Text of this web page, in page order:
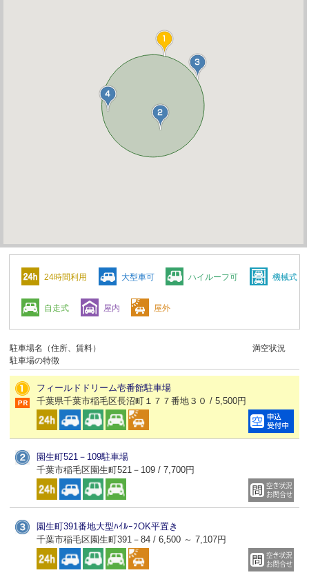
24時間利用 大型車可 ハイルーフ可 機械式
自走式 屋内 屋外
駐車場名（住所、賃料）
駐車場の特徴
満空状況
フィールドドリーム壱番館駐車場
千葉県千葉市稲毛区長沼町１７７番地３０ / 5,500円
園生町521－109駐車場
千葉市稲毛区園生町521－109 / 7,700円
園生町391番地大型ﾊｲﾙｰﾌOK平置き
千葉市稲毛区園生町391－84 / 6,500 ～ 7,107円